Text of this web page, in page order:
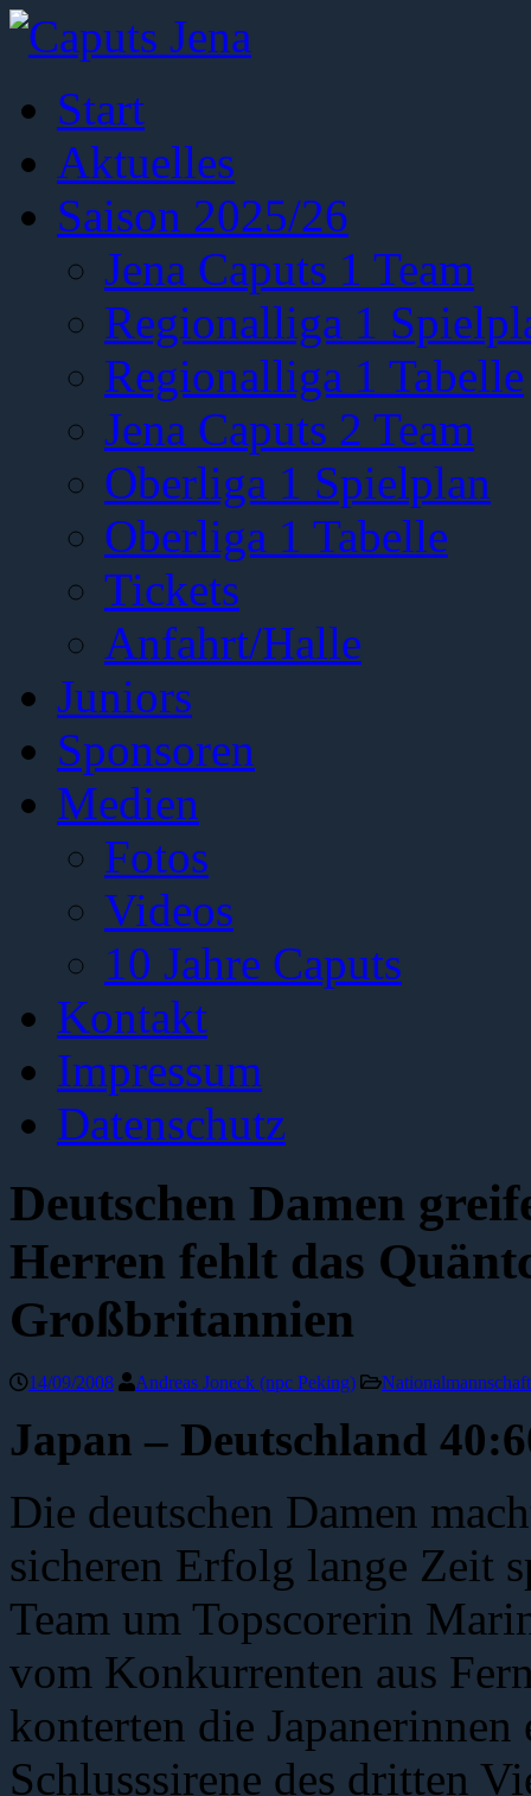
Start
Aktuelles
Saison 2025/26
Jena Caputs 1 Team
Regionalliga 1
Regionalliga 1 Tabelle
Jena Caputs 2 Team
Oberliga 1 Spielplan
Oberliga 1 Tabelle
Tickets
Anfahrt/Halle
Juniors
Sponsoren
Medien
Fotos
Videos
10 Jahre Caputs
Kontakt
Impressum
Datenschutz
Deutschen Damen
Herren fehlt das
Großbritannien
14/09/2008 Andreas Joneck (npc Peking) Nationalmannschaft
Japan – Deutschland
Die deutschen Damen
sicheren Erfolg lange Zeit
Team um Topscorerin
vom Konkurrenten aus
konterten die
Schlusssirene des dritten